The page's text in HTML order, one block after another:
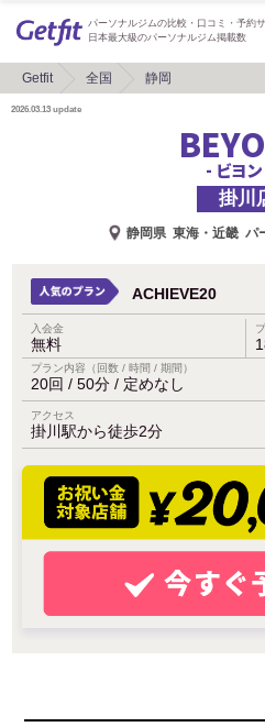
パーソナルジムの比較・口コミ・予約
日本最大級のパーソナルジム掲載数
Getfit 全国 静岡
2026.03.13 update
- ビヨ
掛川
静岡県 東海・近畿 パ
ACHIEVE20
入会金
無料
プラン内容（回数 / 時間 / 期間）
20回 / 50分 / 定めなし
アクセス
掛川駅から徒歩2分